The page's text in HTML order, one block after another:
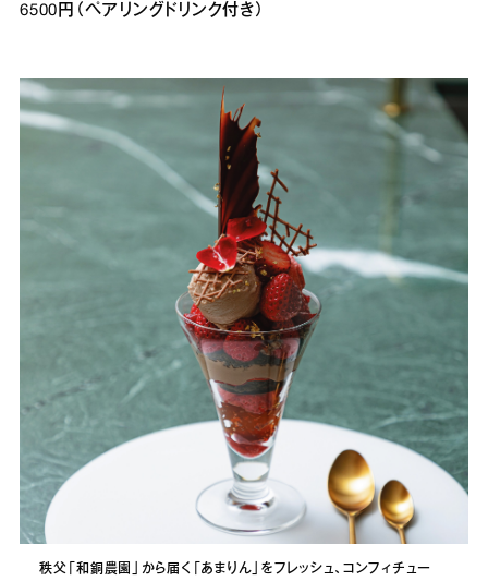
6500円（ペアリングドリンク付き）
秩父「和銅農園」から届く「あまりん」をフレッシュ、コンフィチュー